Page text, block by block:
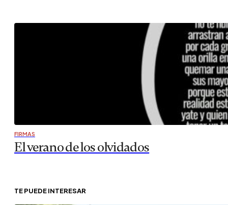
FIRMAS
El verano de los olvidados
TE PUEDE INTERESAR